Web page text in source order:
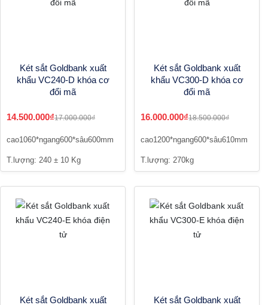
Két sắt Goldbank xuất
khẩu VC240-D khóa cơ
đổi mã
14.500.000₫17.000.000₫
cao1060*ngang600*sâu600mm
T.lượng: 240 ± 10 Kg
Két sắt Goldbank xuất
khẩu VC300-D khóa cơ
đổi mã
16.000.000₫18.500.000₫
cao1200*ngang600*sâu610mm
T.lượng: 270kg
Két sắt Goldbank xuất
Két sắt Goldbank xuất